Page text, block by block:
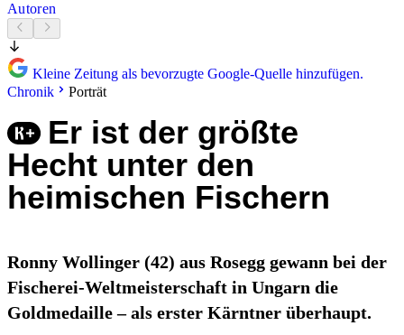
Autoren
Kleine Zeitung als bevorzugte Google-Quelle hinzufügen.
Chronik
Porträt
Er ist der größte
Hecht unter den
heimischen Fischern
Ronny Wollinger (42) aus Rosegg gewann bei der
Fischerei-Weltmeisterschaft in Ungarn die
Goldmedaille – als erster Kärntner überhaupt.